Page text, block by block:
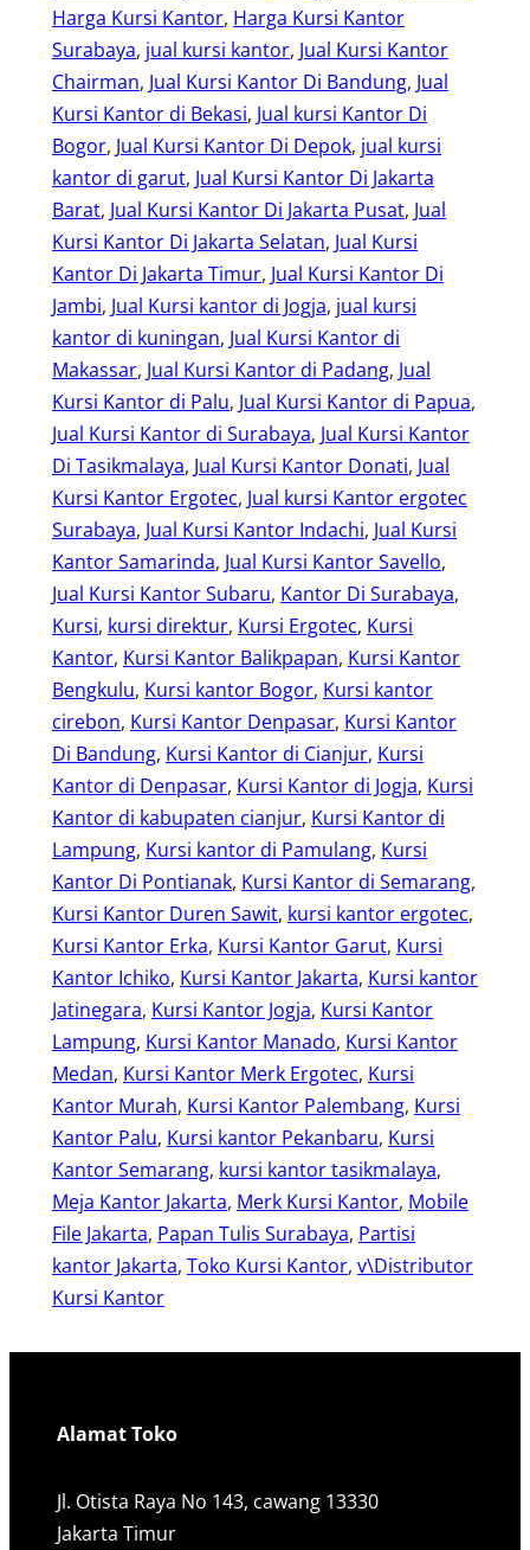
Harga Kursi Kantor, Harga Kursi Kantor
Surabaya, jual kursi kantor, Jual Kursi Kantor
Chairman, Jual Kursi Kantor Di Bandung, Jual
Kursi Kantor di Bekasi, Jual kursi Kantor Di
Bogor, Jual Kursi Kantor Di Depok, jual kursi
kantor di garut, Jual Kursi Kantor Di Jakarta
Barat, Jual Kursi Kantor Di Jakarta Pusat, Jual
Kursi Kantor Di Jakarta Selatan, Jual Kursi
Kantor Di Jakarta Timur, Jual Kursi Kantor Di
Jambi, Jual Kursi kantor di Jogja, jual kursi
kantor di kuningan, Jual Kursi Kantor di
Makassar, Jual Kursi Kantor di Padang, Jual
Kursi Kantor di Palu, Jual Kursi Kantor di Papua
Jual Kursi Kantor di Surabaya, Jual Kursi Kantor
Di Tasikmalaya, Jual Kursi Kantor Donati, Jual
Kursi Kantor Ergotec, Jual kursi Kantor ergotec
Surabaya, Jual Kursi Kantor Indachi, Jual Kursi
Kantor Samarinda, Jual Kursi Kantor Savello
Jual Kursi Kantor Subaru, Kantor Di Surabaya
Kursi, kursi direktur, Kursi Ergotec, Kursi
Kantor, Kursi Kantor Balikpapan, Kursi Kantor
Bengkulu, Kursi kantor Bogor, Kursi kantor
cirebon, Kursi Kantor Denpasar, Kursi Kantor
Di Bandung, Kursi Kantor di Cianjur, Kursi
Kantor di Denpasar, Kursi Kantor di Jogja, Kursi
Kantor di kabupaten cianjur, Kursi Kantor di
Lampung, Kursi kantor di Pamulang, Kursi
Kantor Di Pontianak, Kursi Kantor di Semarang
Kursi Kantor Duren Sawit, kursi kantor ergotec
Kursi Kantor Erka, Kursi Kantor Garut, Kursi
Kantor Ichiko, Kursi Kantor Jakarta, Kursi kantor
Jatinegara, Kursi Kantor Jogja, Kursi Kantor
Lampung, Kursi Kantor Manado, Kursi Kantor
Medan, Kursi Kantor Merk Ergotec, Kursi
Kantor Murah, Kursi Kantor Palembang, Kursi
Kantor Palu, Kursi kantor Pekanbaru, Kursi
Kantor Semarang, kursi kantor tasikmalaya
Meja Kantor Jakarta, Merk Kursi Kantor, Mobile
File Jakarta, Papan Tulis Surabaya, Partisi
kantor Jakarta, Toko Kursi Kantor, v\Distributor
Kursi Kantor
Alamat Toko
Jl. Otista Raya No 143, cawang 13330
Jakarta Timur